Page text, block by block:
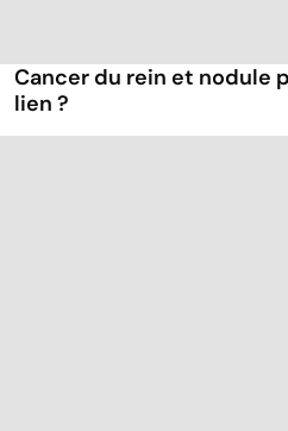
Cancer du rein et nodule
lien ?